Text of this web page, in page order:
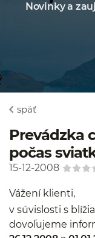
Novinky a
späť
Prevádzka
počas
15-12-2008
Vážení klienti,
v súvislosti s
dovoľujeme